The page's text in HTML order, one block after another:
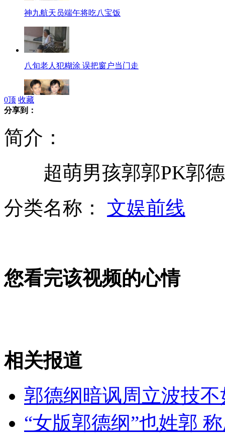
神九航天员端午将吃八宝饭
八旬老人犯糊涂 误把窗户当门走
欧洲杯德国三战全胜 B组第一晋级
蛟龙号二次下潜因机械故障取消
山西运城恶犬咬伤多人 警民合力深夜将其击毙
0顶 收藏
分享到：
简介：
超萌男孩郭郭PK郭
分类名称： 文娱前线
您看完该视频的心情
相关报道
郭德纲暗讽周立波技不
“女版郭德纲”也姓郭